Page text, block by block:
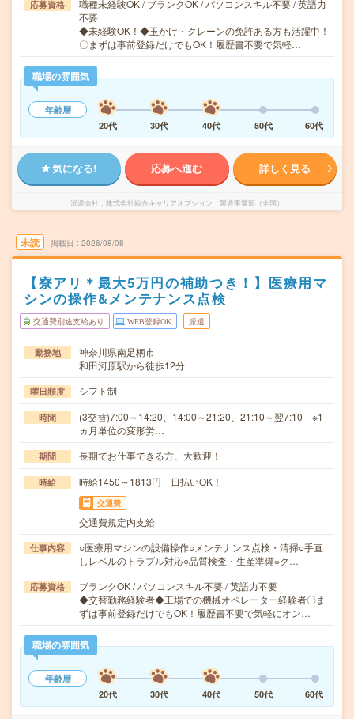
応募資格
職種未経験OK / ブランクOK / パソコンスキル不要 / 英語力
不要
◆未経験OK！◆玉かけ・クレーンの免許ある方も活躍中！
〇まずは事前登録だけでもOK！履歴書不要で気軽…
職場の雰囲気
年齢層
20代
30代 40代 50代 60代
気になる! 応募へ進む 詳しく見る
派遣会社 株式会社綜合キャリアオプション 製造事業部（全国）
未読 掲載日 2026/08/08
【寮アリ＊最大5万円の補助つき！】医療用マ
シンの操作&メンテナンス点検
交通費別途支給あり WEB登録OK 派遣
勤務地
神奈川県南足柄市
和田河原駅から徒歩12分
曜日頻度 シフト制
時間
(3交替)7:00～14:20、14:00～21:20、21:10～翌7:10 ※1
ヵ月単位の変形労…
期間 長期でお仕事できる方、大歓迎！
時給 時給1450～1813円 日払いOK！
交通費
交通費規定内支給
仕事内容
○医療用マシンの設備操作○メンテナンス点検・清掃○手直
しレベルのトラブル対応○品質検査・生産準備※ク…
応募資格
ブランクOK / パソコンスキル不要 / 英語力不要
◆交替勤務経験者◆工場での機械オペレーター経験者〇ま
ずは事前登録だけでもOK！履歴書不要で気軽にオン…
職場の雰囲気
年齢層
20代
30代 40代 50代 60代